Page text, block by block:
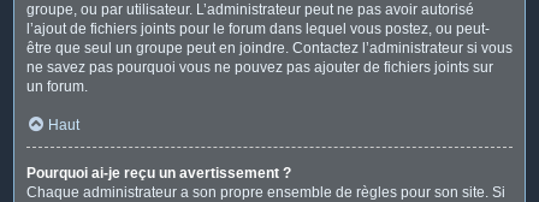
groupe, ou par utilisateur. L’administrateur peut ne pas avoir autorisé
l’ajout de fichiers joints pour le forum dans lequel vous postez, ou peut-
être que seul un groupe peut en joindre. Contactez l’administrateur si vous
ne savez pas pourquoi vous ne pouvez pas ajouter de fichiers joints sur
un forum.
Haut
Pourquoi ai-je reçu un avertissement ?
Chaque administrateur a son propre ensemble de règles pour son site. Si